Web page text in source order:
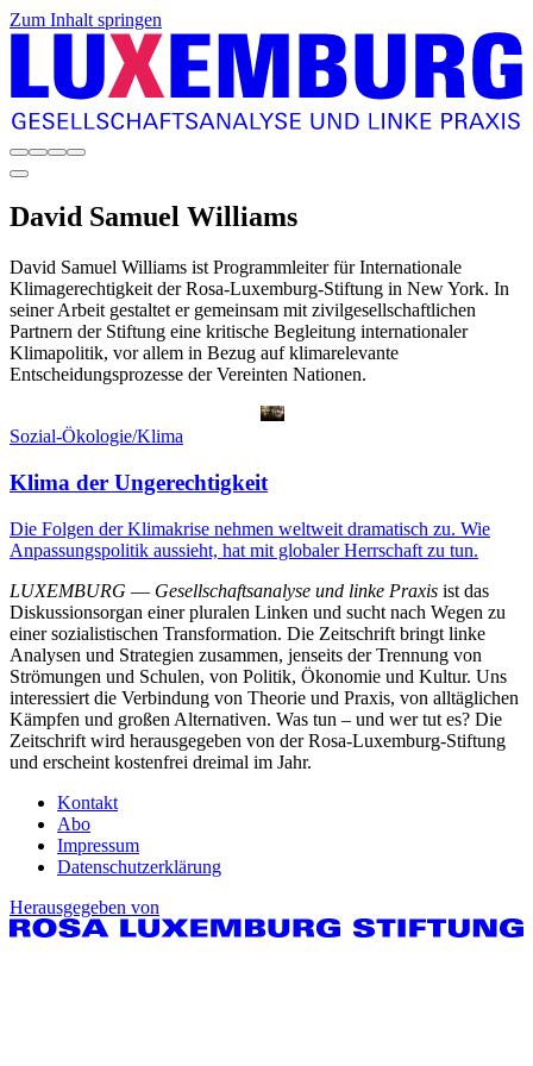
Zum Inhalt springen
David Samuel Williams
David Samuel Williams ist Programmleiter für Internationale
Klimagerechtigkeit der Rosa-­Luxemburg-Stiftung in New York. In
seiner Arbeit gestaltet er gemeinsam mit zivilgesellschaftlichen
Partnern der Stiftung eine kritische Begleitung internationaler
Klimapolitik, vor allem in Bezug auf klimarelevante
Entscheidungsprozesse der Vereinten Nationen.
Sozial-Ökologie/Klima
Klima der Ungerechtigkeit
Die Folgen der Klimakrise nehmen weltweit dramatisch zu. Wie
Anpassungspolitik aussieht, hat mit globaler Herrschaft zu tun.
LUXEMBURG — Gesellschaftsanalyse und linke Praxis ist das
Diskussionsorgan einer pluralen Linken und sucht nach Wegen zu
einer sozialistischen Transformation. Die Zeitschrift bringt linke
Analysen und Strategien zusammen, jenseits der Trennung von
Strömungen und Schulen, von Politik, Ökonomie und Kultur. Uns
interessiert die Verbindung von Theorie und Praxis, von alltäglichen
Kämpfen und großen Alternativen. Was tun – und wer tut es? Die
Zeitschrift wird herausgegeben von der Rosa-Luxemburg-Stiftung
und erscheint kostenfrei dreimal im Jahr.
Kontakt
Abo
Impressum
Datenschutzerklärung
Herausgegeben von